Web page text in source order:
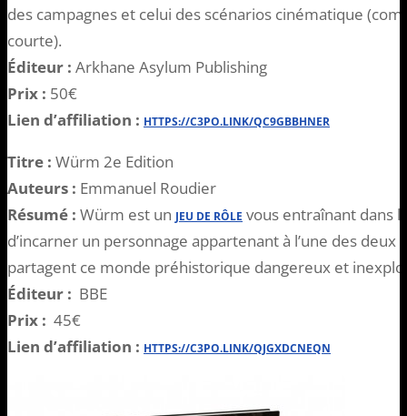
des campagnes et celui des scénarios cinématique
courte).
Éditeur : Arkhane Asylum Publishing
Prix : 50€
Lien d’affiliation : HTTPS://C3PO.LINK/QC9GBBHNER
Titre : Würm 2e Edition
Auteurs : Emmanuel Roudier
Résumé : Würm est un JEU DE RÔLE vous entraînant dans
d’incarner un personnage appartenant à l’une des deux
partagent ce monde préhistorique dangereux et
Éditeur : BBE
Prix : 45€
Lien d’affiliation : HTTPS://C3PO.LINK/QJGXDCNEQN